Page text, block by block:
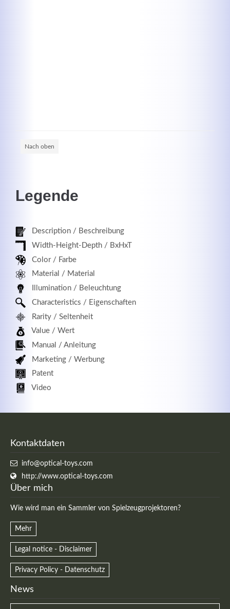
Nach oben
Legende
Description / Beschreibung
Width-Height-Depth / BxHxT
Color / Farbe
Material / Material
Illumination / Beleuchtung
Characteristics / Eigenschaften
Rarity / Seltenheit
Value / Wert
Manual / Anleitung
Marketing / Werbung
Patent
Video
Kontaktdaten
info@optical-toys.com
http://www.optical-toys.com
Über mich
Wie wird man ein Sammler von Spielzeugprojektoren?
Mehr
Legal notice - Disclaimer
Privacy Policy - Datenschutz
News